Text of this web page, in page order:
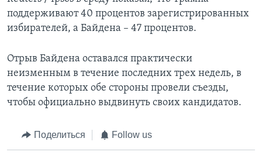
поддерживают 40 процентов зарегистрированных
избирателей, а Байдена – 47 процентов.
Отрыв Байдена оставался практически
неизменным в течение последних трех недель, в
течение которых обе стороны провели съезды,
чтобы официально выдвинуть своих кандидатов.
Поделиться Follow us